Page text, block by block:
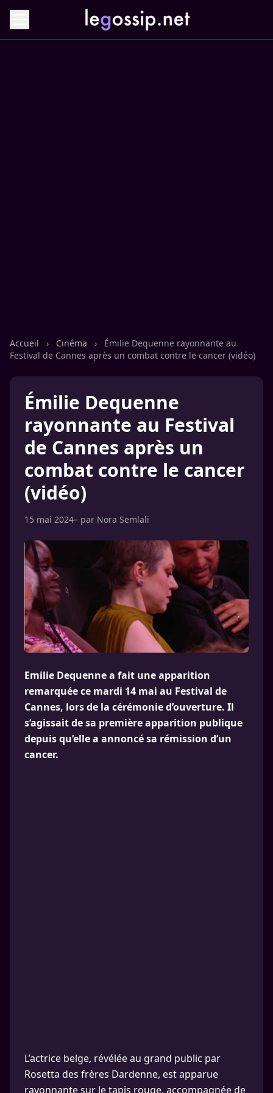
Accueil › Cinéma ›
Émilie Dequenne rayonnante au
Festival de Cannes après un combat contre le cancer (vidéo)
Émilie Dequenne
rayonnante au Festival
de Cannes après un
combat contre le cancer
(vidéo)
15 mai 2024– par Nora Semlali
Emilie Dequenne a fait une apparition
remarquée ce mardi 14 mai au Festival de
Cannes, lors de la cérémonie d’ouverture. Il
s’agissait de sa première apparition publique
depuis qu’elle a annoncé sa rémission d’un
cancer.
L’actrice belge, révélée au grand public par
Rosetta des frères Dardenne, est apparue
rayonnante sur le tapis rouge, accompagnée de